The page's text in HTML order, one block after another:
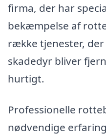
firma, der har
bekæmpelse af
række tjenester, der
skadedyr bliver
hurtigt.
Professionelle
nødvendige